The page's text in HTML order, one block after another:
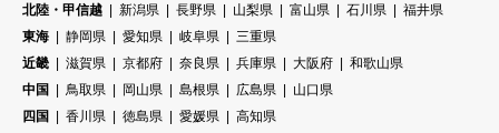
北陸・甲信越
新潟県 長野県 山梨県 富山県 石川県
福井県
東海
静岡県 愛知県 岐阜県
三重県
近畿
滋賀県 京都府 奈良県 兵庫県 大阪府
和歌山県
中国
鳥取県 岡山県 島根県 広島県
山口県
四国
香川県 徳島県 愛媛県
高知県